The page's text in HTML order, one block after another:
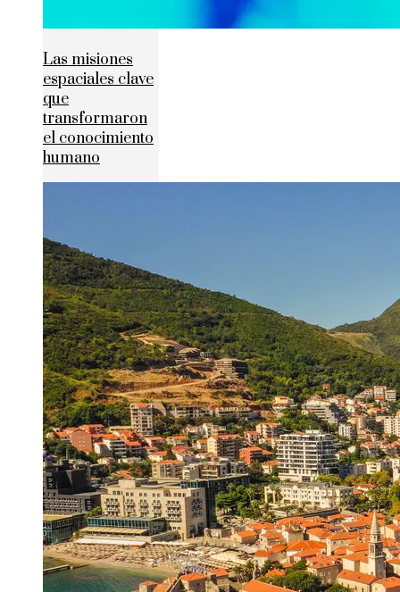
Las misiones
espaciales clave
que
transformaron
el conocimiento
humano